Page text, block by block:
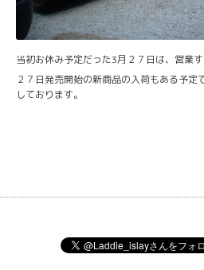
当初お休み予定だった3月２７日は、営業す
２７日発売開始の新商品の入荷もある予定
しております。